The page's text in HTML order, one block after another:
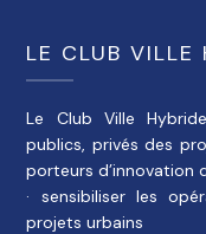
LE CLUB VILLE
Le Club Ville
publics, privés des
porteurs d’innovation
· sensibiliser les
projets urbains